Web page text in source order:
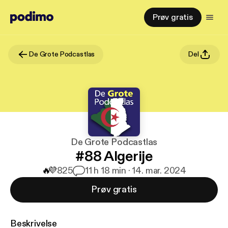
Prøv gratis
De Grote Podcastlas Del
De Grote Podcastlas
#88 Algerije
🔥💜825 11 h 18 min · 14. mar. 2024
Prøv gratis
Beskrivelse